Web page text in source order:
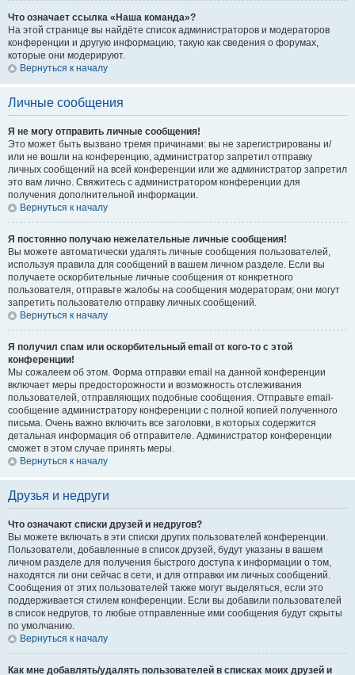
Что означает ссылка «Наша команда»?
На этой странице вы найдёте список администраторов и модераторов
конференции и другую информацию, такую как сведения о форумах,
которые они модерируют.
Вернуться к началу
Личные сообщения
Я не могу отправить личные сообщения!
Это может быть вызвано тремя причинами: вы не зарегистрированы и/
или не вошли на конференцию, администратор запретил отправку
личных сообщений на всей конференции или же администратор запретил
это вам лично. Свяжитесь с администратором конференции для
получения дополнительной информации.
Вернуться к началу
Я постоянно получаю нежелательные личные сообщения!
Вы можете автоматически удалять личные сообщения пользователей,
используя правила для сообщений в вашем личном разделе. Если вы
получаете оскорбительные личные сообщения от конкретного
пользователя, отправьте жалобы на сообщения модераторам; они могут
запретить пользователю отправку личных сообщений.
Вернуться к началу
Я получил спам или оскорбительный email от кого-то с этой
конференции!
Мы сожалеем об этом. Форма отправки email на данной конференции
включает меры предосторожности и возможность отслеживания
пользователей, отправляющих подобные сообщения. Отправьте email-
сообщение администратору конференции с полной копией полученного
письма. Очень важно включить все заголовки, в которых содержится
детальная информация об отправителе. Администратор конференции
сможет в этом случае принять меры.
Вернуться к началу
Друзья и недруги
Что означают списки друзей и недругов?
Вы можете включать в эти списки других пользователей конференции.
Пользователи, добавленные в список друзей, будут указаны в вашем
личном разделе для получения быстрого доступа к информации о том,
находятся ли они сейчас в сети, и для отправки им личных сообщений.
Сообщения от этих пользователей также могут выделяться, если это
поддерживается стилем конференции. Если вы добавили пользователей
в список недругов, то любые отправленные ими сообщения будут скрыты
по умолчанию.
Вернуться к началу
Как мне добавлять/удалять пользователей в списках моих друзей и